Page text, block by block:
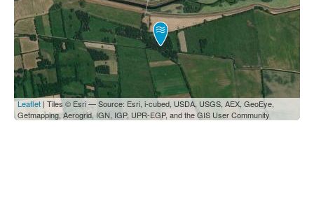
Leaflet | Tiles © Esri — Source: Esri, i-cubed, USDA, USGS, AEX, GeoEye,
Getmapping, Aerogrid, IGN, IGP, UPR-EGP, and the GIS User Community